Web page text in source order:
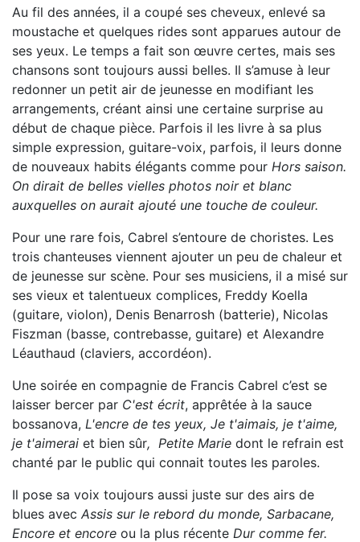
Au fil des années, il a coupé ses cheveux, enlevé sa
moustache et quelques rides sont apparues autour de
ses yeux. Le temps a fait son œuvre certes, mais ses
chansons sont toujours aussi belles. Il s’amuse à leur
redonner un petit air de jeunesse en modifiant les
arrangements, créant ainsi une certaine surprise au
début de chaque pièce. Parfois il les livre à sa plus
simple expression, guitare-voix, parfois, il leurs donne
de nouveaux habits élégants comme pour Hors saison.
On dirait de belles vielles photos noir et blanc
auxquelles on aurait ajouté une touche de couleur.
Pour une rare fois, Cabrel s’entoure de choristes. Les
trois chanteuses viennent ajouter un peu de chaleur et
de jeunesse sur scène. Pour ses musiciens, il a misé sur
ses vieux et talentueux complices, Freddy Koella
(guitare, violon), Denis Benarrosh (batterie), Nicolas
Fiszman (basse, contrebasse, guitare) et Alexandre
Léauthaud (claviers, accordéon).
Une soirée en compagnie de Francis Cabrel c’est se
laisser bercer par C'est écrit, apprêtée à la sauce
bossanova, L'encre de tes yeux, Je t'aimais, je t'aime,
je t'aimerai et bien sûr, Petite Marie dont le refrain est
chanté par le public qui connait toutes les paroles.
Il pose sa voix toujours aussi juste sur des airs de
blues avec Assis sur le rebord du monde, Sarbacane,
Encore et encore ou la plus récente Dur comme fer.